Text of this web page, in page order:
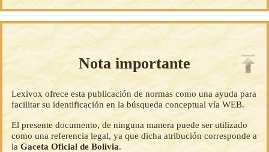
Nota importante
Lexivox ofrece esta publicación de normas como una ayuda para
facilitar su identificación en la búsqueda conceptual vía WEB.
El presente documento, de ninguna manera puede ser utilizado
como una referencia legal, ya que dicha atribución corresponde a
laGaceta Oficial de Bolivia.